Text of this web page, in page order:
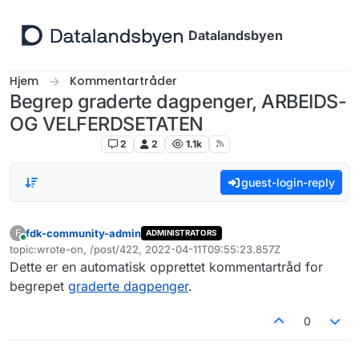
Datalandsbyen
Hjem Kommentartråder
Begrep graderte dagpenger, ARBEIDS-
OG VELFERDSETATEN
2 2 1.1k
guest-login-reply
F
Tilkoblet
fdk-community-admin ADMINISTRATORS
topic:wrote-on, /post/422, 2022-04-11T09:55:23.857Z
Sist endret av
Dette er en automatisk opprettet kommentartråd for
begrepet graderte dagpenger.
0